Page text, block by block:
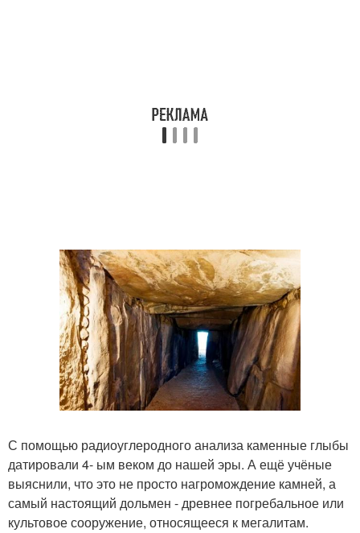
С помощью радиоуглеродного анализа каменные глыбы
датировали 4- ым веком до нашей эры. А ещё учёные
выяснили, что это не просто нагромождение камней, а
самый настоящий дольмен - древнее погребальное или
культовое сооружение, относящееся к мегалитам.